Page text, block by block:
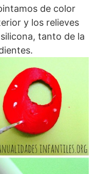
de color
y los relieves
tanto de la